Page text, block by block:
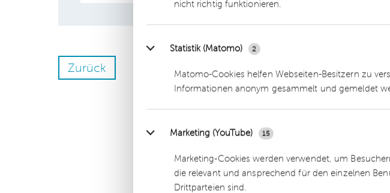
nicht richtig funktionieren.
Statistik (Matomo) 2
Matomo-Cookies helfen Webseiten-Besitzern zu
Informationen anonym gesammelt und gemeldet
Marketing (YouTube) 15
Marketing-Cookies werden verwendet, um
die relevant und ansprechend für den einzelnen
Drittparteien sind.
Zurück